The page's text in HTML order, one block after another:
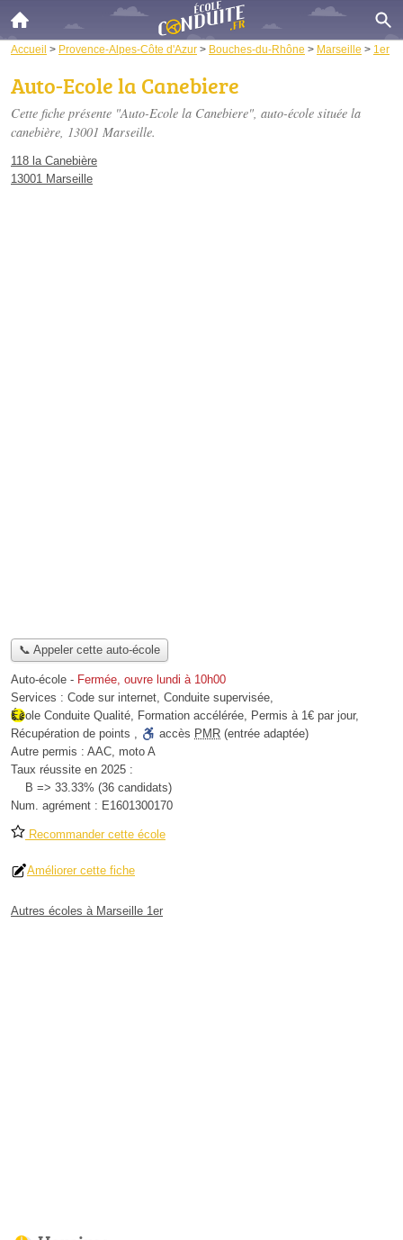
Accueil > Provence-Alpes-Côte d'Azur > Bouches-du-Rhône > Marseille > 1er
Auto-Ecole la Canebiere
Cette fiche présente "Auto-Ecole la Canebiere", auto-école située la
canebière, 13001 Marseille.
118 la Canebière
13001 Marseille
📞 Appeler cette auto-école
Auto-école - Fermée, ouvre lundi à 10h00
Services : Code sur internet, Conduite supervisée,
École Conduite Qualité, Formation accélérée, Permis à 1€ par jour,
Récupération de points , accès PMR (entrée adaptée)
Autre permis : AAC, moto A
Taux réussite en 2025 :
B => 33.33% (36 candidats)
Num. agrément : E1601300170
Recommander cette école
Améliorer cette fiche
Autres écoles à Marseille 1er